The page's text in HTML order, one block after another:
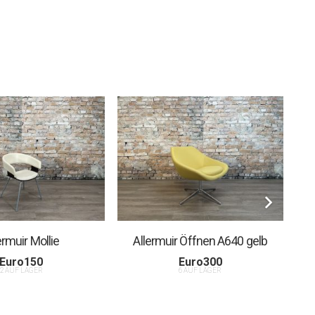
Mollie
Euro150
2 AUF LAGER
Allermuir Öffnen A640 gelb
Euro300
6 AUF LAGER